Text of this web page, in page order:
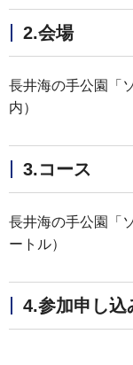
2.会場
長井海の手公園「
内）
3.コース
長井海の手公園「
ートル）
4.参加申し込